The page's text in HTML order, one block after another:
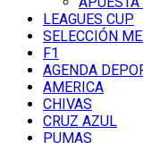
LEAGUES CUP
SELECCIÓN
F1
AGENDA
AMERICA
CHIVAS
CRUZ AZUL
PUMAS